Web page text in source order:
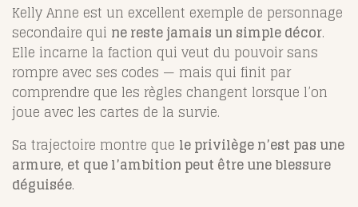
Kelly Anne est un excellent exemple de personnage
secondaire qui ne reste jamais un simple décor.
Elle incarne la faction qui veut du pouvoir sans
rompre avec ses codes — mais qui finit par
comprendre que les règles changent lorsque l’on
joue avec les cartes de la survie.
Sa trajectoire montre que le privilège n’est pas une
armure, et que l’ambition peut être une blessure
déguisée.